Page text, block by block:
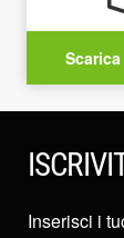
Inserisci i